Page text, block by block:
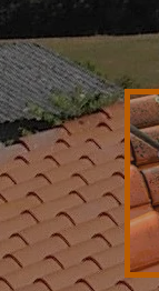
Hautes-